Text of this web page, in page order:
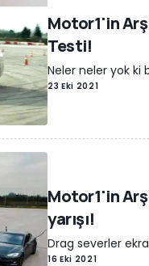
Motor1'in
Testi!
Neler neler yok ki
23 Eki 2021
Motor1'in
yarışı!
Drag severler
16 Eki 2021